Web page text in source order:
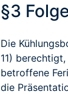
§3
Die
11)
betroffene
die